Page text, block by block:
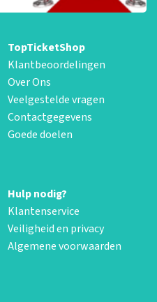
TopTicketShop
Klantbeoordelingen
Over Ons
Veelgestelde vragen
Contactgegevens
Goede doelen
Hulp nodig?
Klantenservice
Veiligheid en privacy
Algemene voorwaarden